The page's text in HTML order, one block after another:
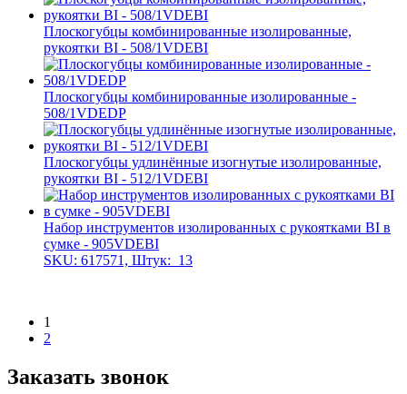
Плоскогубцы комбинированные изолированные,
рукоятки BI - 508/1VDEBI
Плоскогубцы комбинированные изолированные -
508/1VDEDP
Плоскогубцы удлинённые изогнутые изолированные,
рукоятки BI - 512/1VDEBI
Набор инструментов изолированных с рукоятками BI в
сумке - 905VDEBI
SKU: 617571, Штук: 13
1
2
Заказать звонок